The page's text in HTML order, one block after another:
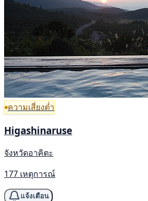
ความเสี่ยงต่ำ
Higashinaruse
จังหวัดอาคิตะ
177 เหตุการณ์
แจ้งเตือน